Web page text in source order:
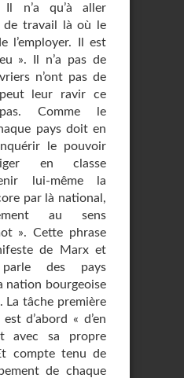
Il n’a qu’à aller
de travail là où le
l’employer. Il est
». Il n’a pas de
n’ont pas de
leur ravir ce
Comme le
pays doit en
le pouvoir
en classe
lui-même la
par là national,
au sens
». Cette phrase
de Marx et
des pays
nation bourgeoise
La tâche première
d’abord « d’en
avec sa propre
compte tenu de
de chaque